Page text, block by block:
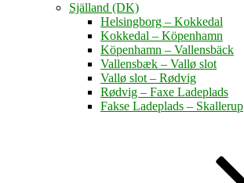
Själland (DK)
Helsingborg – Kokkedal
Kokkedal – Köpenhamn
Köpenhamn – Vallensbäck
Vallensbæk – Vallø slot
Vallø slot – Rødvig
Rødvig – Faxe Ladeplads
Fakse Ladeplads – Skallerup